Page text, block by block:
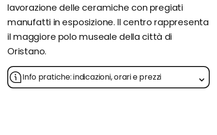
lavorazione delle ceramiche con pregiati
manufatti in esposizione. Il centro rappresenta
il maggiore polo museale della città di
Oristano.
Info pratiche: indicazioni, orari e prezzi